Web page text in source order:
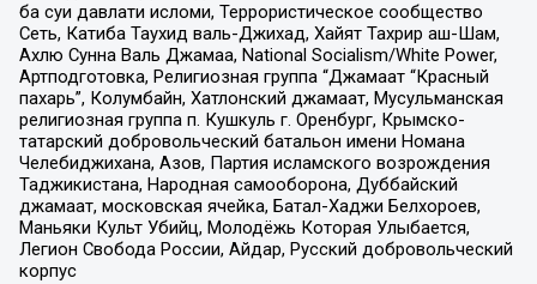
ба суи давлати исломи, Террористическое сообщество
Сеть, Катиба Таухид валь-Джихад, Хайят Тахрир аш-Шам,
Ахлю Сунна Валь Джамаа, National Socialism/White Power,
Артподготовка, Религиозная группа “Джамаат “Красный
пахарь”, Колумбайн, Хатлонский джамаат, Мусульманская
религиозная группа п. Кушкуль г. Оренбург, Крымско-
татарский добровольческий батальон имени Номана
Челебиджихана, Азов, Партия исламского возрождения
Таджикистана, Народная самооборона, Дуббайский
джамаат, московская ячейка, Батал-Хаджи Белхороев,
Маньяки Культ Убийц, Молодёжь Которая Улыбается,
Легион Свобода России, Айдар, Русский добровольческий
корпус